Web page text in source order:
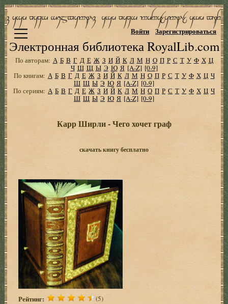
Электронная библиотека RoyalLib.com
Войти Зарегистрироваться
По авторам: А Б В Г Д Е Ж З И Й К Л М Н О П Р С Т У Ф Х Ц
Ч Ш Щ Ы Э Ю Я [A-Z] [0-9]
По книгам: А Б В Г Д Е Ж З И Й К Л М Н О П Р С Т У Ф Х Ц Ч
Ш Щ Ы Э Ю Я [A-Z] [0-9]
По сериям: А Б В Г Д Е Ж З И Й К Л М Н О П Р С Т У Ф Х Ц Ч
Ш Щ Ы Э Ю Я [A-Z] [0-9]
Карр Ширли - Чего хочет граф
скачать книгу бесплатно
Рейтинг: (5)